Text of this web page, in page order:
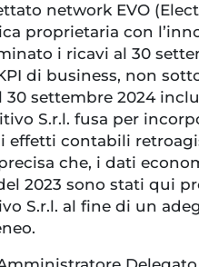
network EVO
proprietaria con
i ricavi al 30
di business, non
30 settembre 2024
S.r.l. fusa per
effetti contabili
che, i dati
2023 sono stati qui
S.r.l. al fine di un